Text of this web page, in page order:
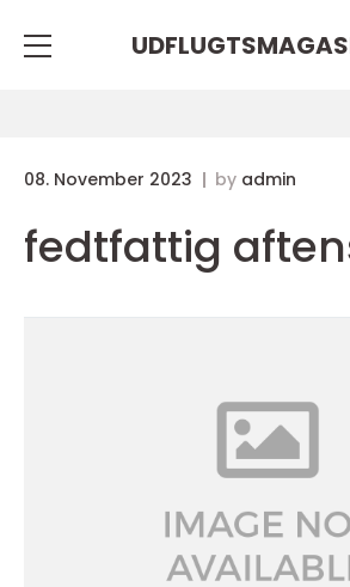
08. November 2023 by admin
fedtfattig